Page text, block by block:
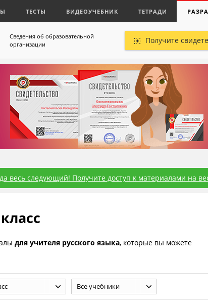
ТЕСТЫ ВИДЕОУЧЕБНИК ТЕТРАДИ
Сведения об образовательной
организации
Получите
весь следующий! Получите доступ к материалами на
для учителя русского языка, которые вы можете
Все учебники